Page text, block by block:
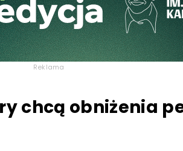
Reklama
chcą obniżenia